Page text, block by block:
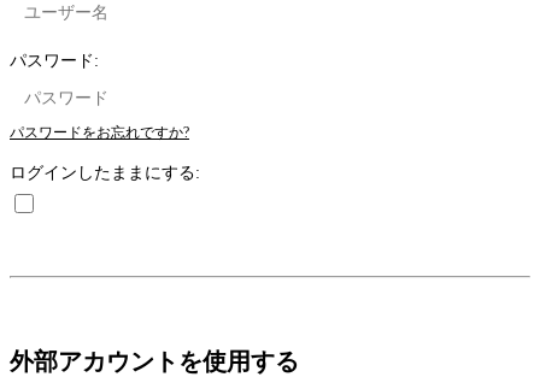
パスワード:
パスワードをお忘れですか?
ログインしたままにする:
外部アカウントを使用する